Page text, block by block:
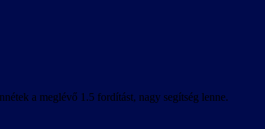
a meglévő 1.5 fordítást, nagy segítség lenne.